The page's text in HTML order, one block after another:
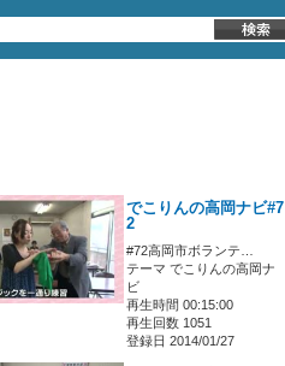
でこりんの高岡ナビ#7
2
#72高岡市ボランテ…
テーマ でこりんの高岡ナ
ビ
再生時間 00:15:00
再生回数 1051
登録日 2014/01/27